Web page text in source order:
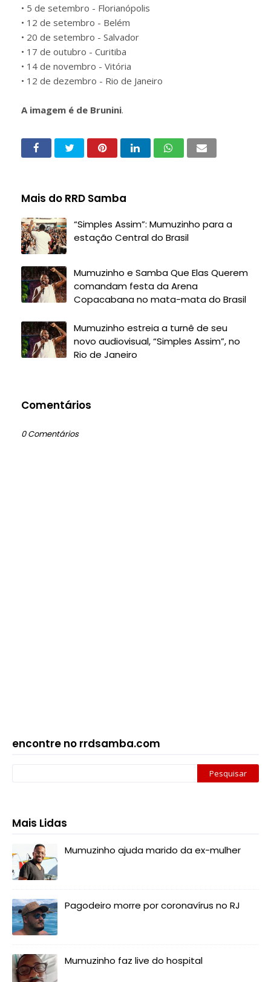
• 5 de setembro - Florianópolis
• 12 de setembro - Belém
• 20 de setembro - Salvador
• 17 de outubro - Curitiba
• 14 de novembro - Vitória
• 12 de dezembro - Rio de Janeiro
A imagem é de Brunini.
Mais do RRD Samba
“Simples Assim”: Mumuzinho para a
estação Central do Brasil
Mumuzinho e Samba Que Elas Querem
comandam festa da Arena
Copacabana no mata-mata do Brasil
Mumuzinho estreia a turnê de seu
novo audiovisual, “Simples Assim”, no
Rio de Janeiro
Comentários
0 Comentários
encontre no rrdsamba.com
Mais Lidas
Mumuzinho ajuda marido da ex-mulher
Pagodeiro morre por coronavírus no RJ
Mumuzinho faz live do hospital